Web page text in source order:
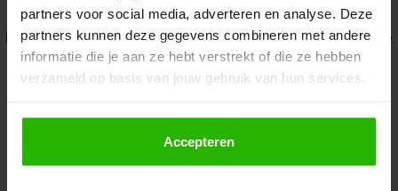
partners voor social media, adverteren en analyse. Deze
partners kunnen deze gegevens combineren met andere
informatie die je aan ze hebt verstrekt of die ze hebben
verzameld op basis van jouw gebruik van hun services.
Als je op "Accepteer" klikt, dan geef je Voordeeluitjes.nl
toestemming om cookies voor social media en
gepersonaliseerde advertenties te plaatsen.
Accepteren
Application error: a client-side exception has occurred while
loadingwww.voordeeluitjes.nl (see the browser console for more
information).